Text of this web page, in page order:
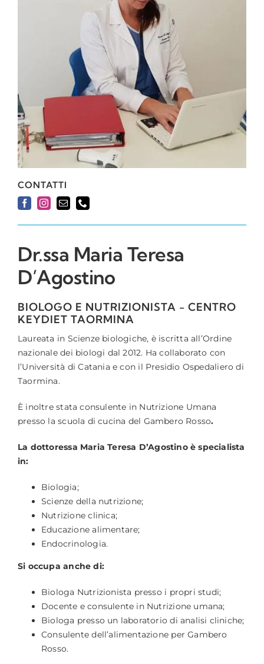
CONTATTI
Dr.ssa Maria Teresa
D’Agostino
BIOLOGO E NUTRIZIONISTA - CENTRO
KEYDIET TAORMINA
Laureata in Scienze biologiche, è iscritta all’Ordine
nazionale dei biologi dal 2012. Ha collaborato con
l’Università di Catania e con il Presidio Ospedaliero di
Taormina.
È inoltre stata consulente in Nutrizione Umana
presso la scuola di cucina del Gambero Rosso.
La dottoressa Maria Teresa D’Agostino è specialista
in:
Biologia;
Scienze della nutrizione;
Nutrizione clinica;
Educazione alimentare;
Endocrinologia.
Si occupa anche di:
Biologa Nutrizionista presso i propri studi;
Docente e consulente in Nutrizione umana;
Biologa presso un laboratorio di analisi cliniche;
Consulente dell’alimentazione per Gambero
Rosso.